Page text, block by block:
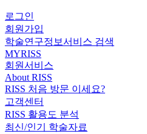
로그인
회원가입
학술연구정보서비스 검색
MYRISS
회원서비스
About RISS
RISS 처음 방문 이세요?
고객센터
RISS 활용도 분석
최신/인기 학술자료